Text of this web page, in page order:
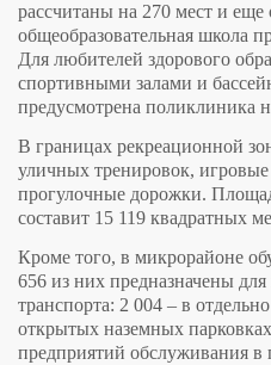
рассчитаны на 270 мест и
общеобразовательная школа
Для любителей здорового
спортивными залами и
предусмотрена поликлиника
В границах рекреационной
уличных тренировок,
прогулочные дорожки.
составит 15 119 квадратных
Кроме того, в микрорайоне
656 из них предназначены
транспорта: 2 004 – в
открытых наземных
предприятий обслуживания в